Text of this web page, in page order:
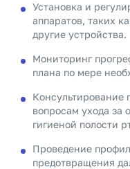
Установка и
аппаратов, таких
другие устройства.
Мониторинг
плана по мере
Консультирование
вопросам ухода за
гигиеной полости
Проведение
предотвращения